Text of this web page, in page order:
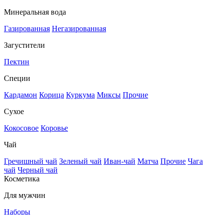
Минеральная вода
Газированная Негазированная
Загустители
Пектин
Специи
Кардамон Корица Куркума Миксы Прочие
Сухое
Кокосовое Коровье
Чай
Гречишный чай Зеленый чай Иван-чай Матча Прочие Чага
чай Черный чай
Косметика
Для мужчин
Наборы